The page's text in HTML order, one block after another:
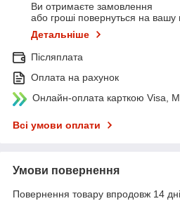
Ви отримаєте замовлення
або гроші повернуться на вашу
Детальніше
Післяплата
Оплата на рахунок
Онлайн-оплата карткою Visa,
Всі умови оплати
Умови повернення
Повернення товару впродовж 14